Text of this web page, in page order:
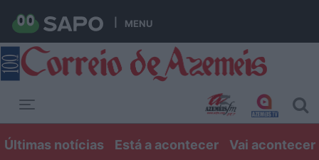
MENU
Últimas notícias Está a acontecer Vai acontecer